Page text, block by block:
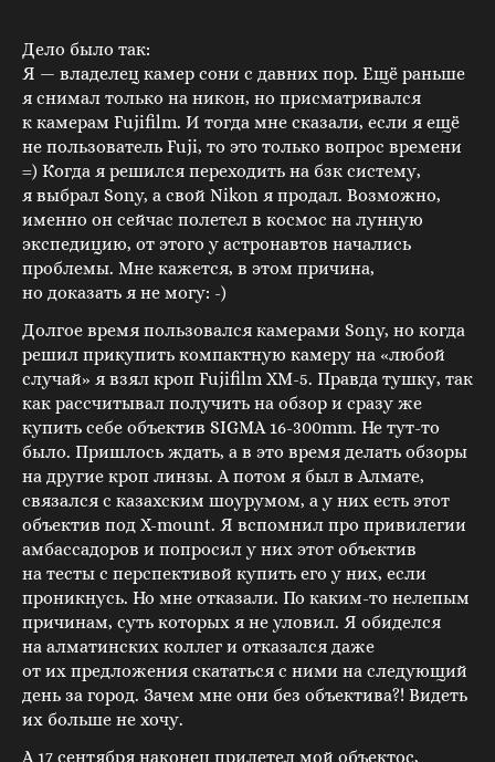
Дело было так:
Я — владелец камер сони с давних пор. Ещё раньше
я снимал только на никон, но присматривался
к камерам Fujifilm. И тогда мне сказали, если я ещё
не пользователь Fuji, то это только вопрос времени
=) Когда я решился переходить на бзк систему,
я выбрал Sony, а свой Nikon я продал. Возможно,
именно он сейчас полетел в космос на лунную
экспедицию, от этого у астронавтов начались
проблемы. Мне кажется, в этом причина,
но доказать я не могу: -)
Долгое время пользовался камерами Sony, но когда
решил прикупить компактную камеру на «любой
случай» я взял кроп Fujifilm XM-5. Правда тушку, так
как рассчитывал получить на обзор и сразу же
купить себе объектив SIGMA 16-300mm. Не тут-то
было. Пришлось ждать, а в это время делать обзоры
на другие кроп линзы. А потом я был в Алмате,
связался с казахским шоурумом, а у них есть этот
объектив под X-mount. Я вспомнил про привилегии
амбассадоров и попросил у них этот объектив
на тесты с перспективой купить его у них, если
проникнусь. Но мне отказали. По каким-то нелепым
причинам, суть которых я не уловил. Я обиделся
на алматинских коллег и отказался даже
от их предложения скататься с ними на следующий
день за город. Зачем мне они без объектива?! Видеть
их больше не хочу.
А 17 сентября наконец прилетел мой объектос,